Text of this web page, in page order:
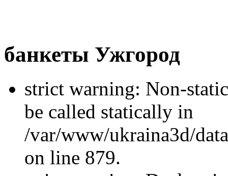
банкеты Ужгород
strict warning: Non-
be called statically in
/var/www/ukraina3d/
on line 879.